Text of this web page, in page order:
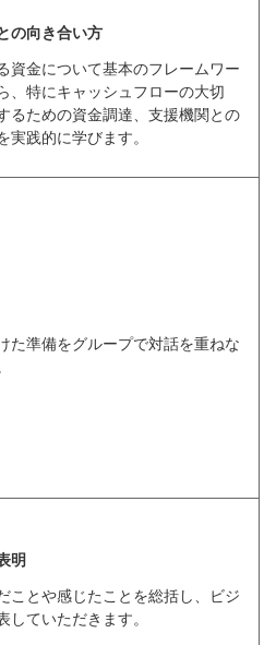
の向き合い方
資金について基本のフレームワー
、特にキャッシュフローの大切
るための資金調達、支援機関との
実践的に学びます。
た準備をグループで対話を重ねな
明
ことや感じたことを総括し、ビジ
していただきます。